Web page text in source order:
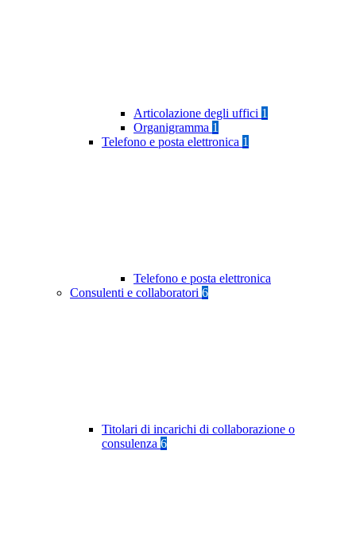
Articolazione degli uffici 1
Organigramma 1
Telefono e posta elettronica 1
Telefono e posta elettronica
Consulenti e collaboratori 6
Titolari di incarichi di collaborazione o
consulenza 6